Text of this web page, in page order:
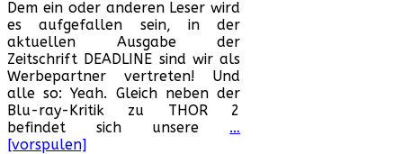
Dem ein oder anderen Leser wird
es aufgefallen sein, in der
aktuellen Ausgabe der
Zeitschrift DEADLINE sind wir als
Werbepartner vertreten! Und
alle so: Yeah. Gleich neben der
Blu-ray-Kritik zu THOR 2
befindet sich unsere …
[vorspulen]